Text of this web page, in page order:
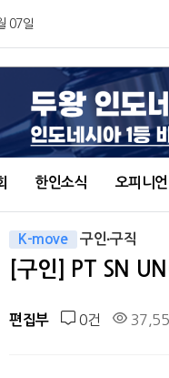
07일
한인소식 오피니언
K-move 구인∙구직
[구인] PT SN
편집부 0건